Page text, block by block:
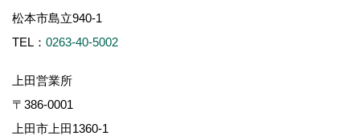
松本市島立940-1
TEL： 0263-40-5002
上田営業所
〒386-0001
上田市上田1360-1